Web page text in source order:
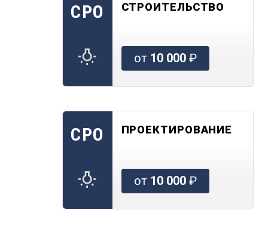
СРО СТРОИТЕЛЬСТВО
от 10 000₽
СРО ПРОЕКТИРОВАНИЕ
от 10 000₽